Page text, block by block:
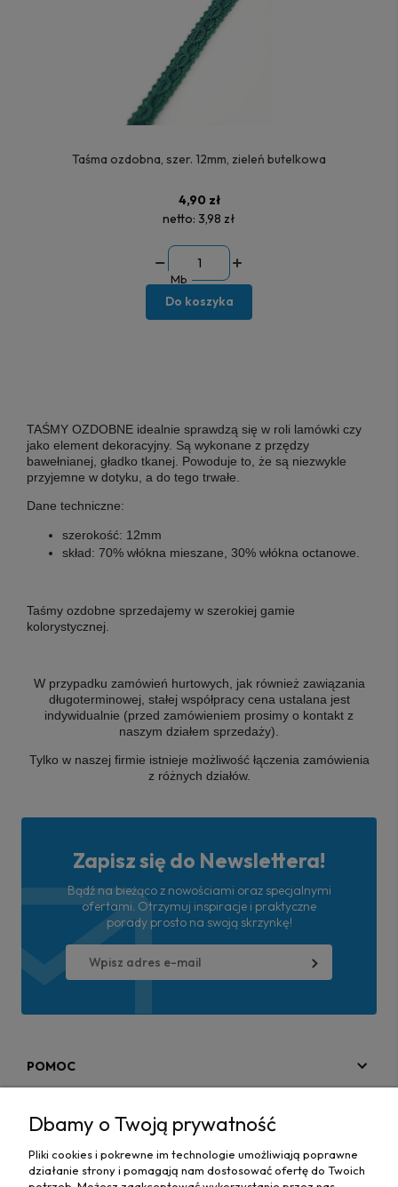
Taśma ozdobna, szer. 12mm, zieleń butelkowa
4,90 zł
netto: 3,98 zł
Mb
Do koszyka
TAŚMY OZDOBNE idealnie sprawdzą się w roli lamówki czy
jako element dekoracyjny. Są wykonane z przędzy
bawełnianej, gładko tkanej. Powoduje to, że są niezwykle
przyjemne w dotyku, a do tego trwałe.
Dane techniczne:
szerokość: 12mm
skład: 70% włókna mieszane, 30% włókna octanowe.
Taśmy ozdobne sprzedajemy w szerokiej gamie
kolorystycznej.
W przypadku zamówień hurtowych, jak również zawiązania
długoterminowej, stałej współpracy cena ustalana jest
indywidualnie (przed zamówieniem prosimy o kontakt z
naszym działem sprzedaży).
Tylko w naszej firmie istnieje możliwość łączenia zamówienia
z różnych działów.
Zapisz się do Newslettera!
Bądź na bieżąco z nowościami oraz specjalnymi
ofertami. Otrzymuj inspiracje i praktyczne
porady prosto na swoją skrzynkę!
POMOC
MAPA STRONY
Dbamy o Twoją prywatność
Pliki cookies i pokrewne im technologie umożliwiają poprawne
działanie strony i pomagają nam dostosować ofertę do Twoich